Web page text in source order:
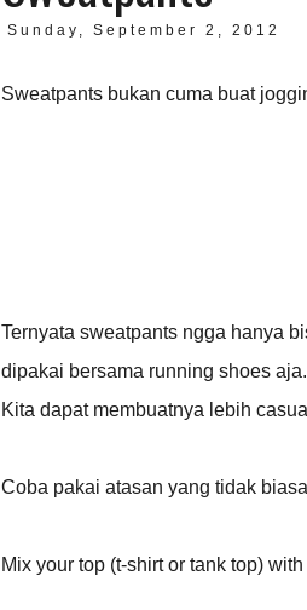
Sunday, September 2, 2012
Sweatpants bukan cuma buat
Ternyata sweatpants ngga hanya
dipakai bersama running shoes aja.
Kita dapat membuatnya lebih
Coba pakai atasan yang tidak
Mix your top (t-shirt or tank top)